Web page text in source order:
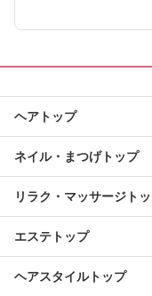
ヘアトップ
ネイル・まつげトップ
リラク・マッサージト
エステトップ
ヘアスタイルトップ